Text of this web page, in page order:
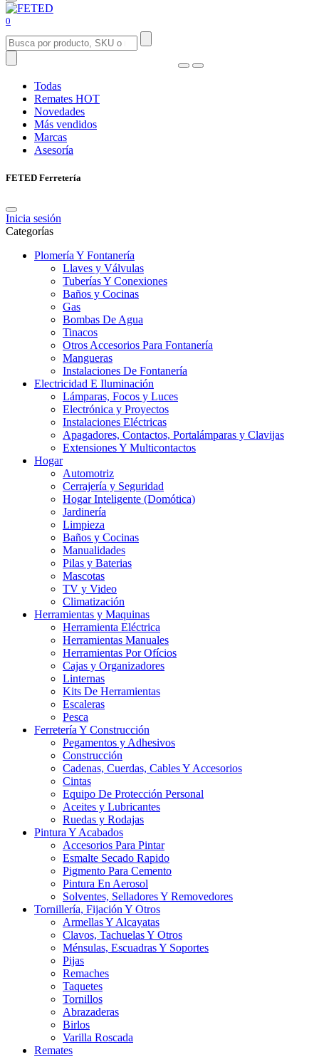
0
Todas
Remates HOT
Novedades
Más vendidos
Marcas
Asesoría
FETED Ferretería
Inicia sesión
Categorías
Plomería Y Fontanería
Llaves y Válvulas
Tuberías Y Conexiones
Baños y Cocinas
Gas
Bombas De Agua
Tinacos
Otros Accesorios Para Fontanería
Mangueras
Instalaciones De Fontanería
Electricidad E Iluminación
Lámparas, Focos y Luces
Electrónica y Proyectos
Instalaciones Eléctricas
Apagadores, Contactos, Portalámparas y Clavijas
Extensiones Y Multicontactos
Hogar
Automotriz
Cerrajería y Seguridad
Hogar Inteligente (Domótica)
Jardinería
Limpieza
Baños y Cocinas
Manualidades
Pilas y Baterias
Mascotas
TV y Video
Climatización
Herramientas y Maquinas
Herramienta Eléctrica
Herramientas Manuales
Herramientas Por Ofícios
Cajas y Organizadores
Linternas
Kits De Herramientas
Escaleras
Pesca
Ferretería Y Construcción
Pegamentos y Adhesivos
Construcción
Cadenas, Cuerdas, Cables Y Accesorios
Cintas
Equipo De Protección Personal
Aceites y Lubricantes
Ruedas y Rodajas
Pintura Y Acabados
Accesorios Para Pintar
Esmalte Secado Rapido
Pigmento Para Cemento
Pintura En Aerosol
Solventes, Selladores Y Removedores
Tornillería, Fijación Y Otros
Armellas Y Alcayatas
Clavos, Tachuelas Y Otros
Ménsulas, Escuadras Y Soportes
Pijas
Remaches
Taquetes
Tornillos
Abrazaderas
Birlos
Varilla Roscada
Remates